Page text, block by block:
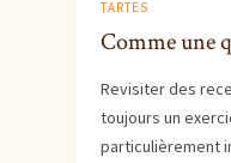
TARTES
Comme une
Revisiter des
toujours un
particulièrement